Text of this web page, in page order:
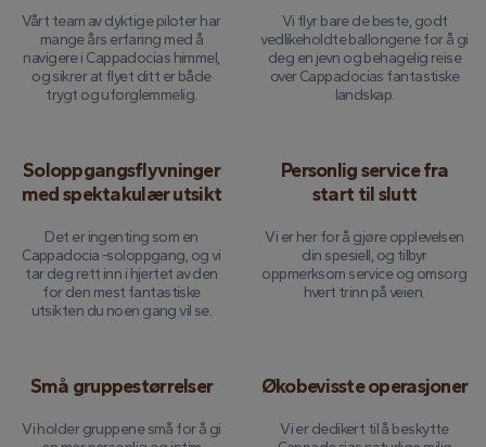
Vårt team av dyktige piloter har
mange års erfaring med å
navigere i Cappadocias himmel,
og sikrer at flyet ditt er både
trygt og uforglemmelig.
Vi flyr bare de beste, godt
vedlikeholdte ballongene for å gi
deg en jevn og behagelig reise
over Cappadocias fantastiske
landskap.
Soloppgangsflyvninger
med spektakulær utsikt
Det er ingenting som en
Cappadocia -soloppgang, og vi
tar deg rett inn i hjertet av den
for den mest fantastiske
utsikten du noen gang vil se.
Personlig service fra
start til slutt
Vi er her for å gjøre opplevelsen
din spesiell, og tilbyr
oppmerksom service og omsorg
hvert trinn på veien.
Små gruppestørrelser
Vi holder gruppene små for å gi
Økobevisste operasjoner
Vi er dedikert til å beskytte